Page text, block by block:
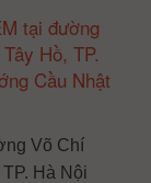
tại đường
Hồ, TP.
Cầu Nhật
Võ Chí
Hà Nội